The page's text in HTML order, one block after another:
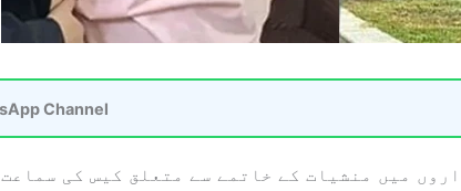
Channel
میں منشیات کے خاتمے سے متعلق کیس کی